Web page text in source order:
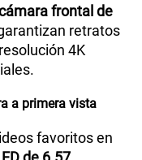
frontal de
retratos
4K
a primera vista
favoritos en